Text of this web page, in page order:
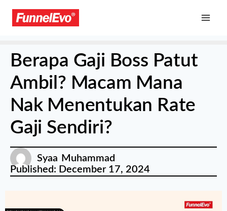
Berapa Gaji Boss Patut
Ambil? Macam Mana
Nak Menentukan Rate
Gaji Sendiri?
Syaa Muhammad
Published: December 17, 2024